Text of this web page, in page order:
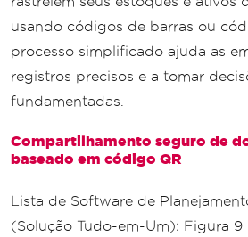
usando códigos de barras ou
processo simplificado ajuda as
registros precisos e a tomar
fundamentadas.
Compartilhamento seguro de
baseado em código QR
Lista de Software de
(Solução Tudo-em-Um): Figura